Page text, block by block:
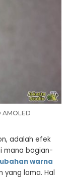
AMOLED
adalah efek
mana bagian-
warna
lama. Hal